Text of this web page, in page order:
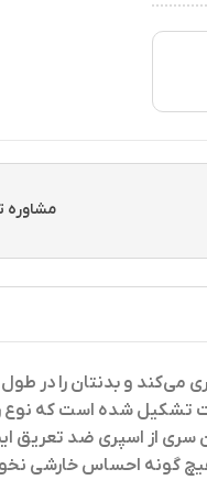
مشاوره
می‌کند و بدنتان را در
تشکیل شده است که نوع
گونه احساس خارشی